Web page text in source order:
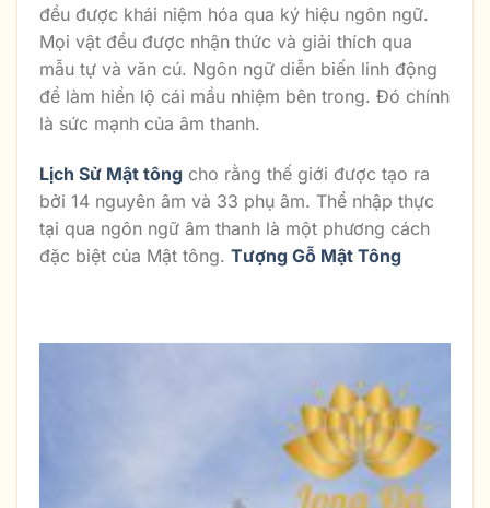
đều được khái niệm hóa qua ký hiệu ngôn ngữ.
Mọi vật đều được nhận thức và giải thích qua
mẫu tự và văn cú. Ngôn ngữ diễn biến linh động
để làm hiển lộ cái mầu nhiệm bên trong. Đó chính
là sức mạnh của âm thanh.
Lịch Sử Mật tông cho rằng thế giới được tạo ra
bởi 14 nguyên âm và 33 phụ âm. Thể nhập thực
tại qua ngôn ngữ âm thanh là một phương cách
đặc biệt của Mật tông. Tượng Gỗ Mật Tông